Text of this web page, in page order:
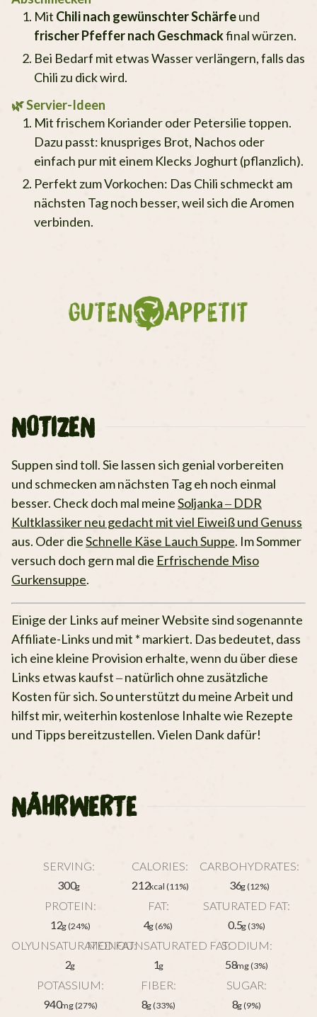
Mit Chili nach gewünschter Schärfeund
frischer Pfeffer nach Geschmackfinal würzen.
Bei Bedarf mit etwas Wasser verlängern, falls das
Chili zu dick wird.
🌿 Servier-Ideen
Mit frischem Koriander oder Petersilie toppen.
Dazu passt: knuspriges Brot, Nachos oder
einfach pur mit einem Klecks Joghurt (pflanzlich).
Perfekt zum Vorkochen: Das Chili schmeckt am
nächsten Tag noch besser, weil sich die Aromen
verbinden.
GUTEN APPETIT
NOTIZEN
Suppen sind toll. Sie lassen sich genial vorbereiten
und schmecken am nächsten Tag eh noch einmal
besser. Check doch mal meineSoljanka – DDR
Kultklassiker neu gedacht mit viel Eiweiß und Genuss
aus. Oder dieSchnelle Käse Lauch Suppe. Im Sommer
versuch doch gern mal die Erfrischende Miso
Gurkensuppe.
Einige der Links auf meiner Website sind sogenannte
Affiliate-Links und mit * markiert. Das bedeutet, dass
ich eine kleine Provision erhalte, wenn du über diese
Links etwas kaufst – natürlich ohne zusätzliche
Kosten für sich. So unterstützt du meine Arbeit und
hilfst mir, weiterhin kostenlose Inhalte wie Rezepte
und Tipps bereitzustellen. Vielen Dank dafür!
NÄHRWERTE
SERVING:
300g
CALORIES:
212kcal (11%)
CARBOHYDRATES:
36g(12%)
PROTEIN:
12g(24%)
FAT:
4g(6%)
SATURATED FAT:
0.5g(3%)
POLYUNSATURATED FAT:
2g
MONOUNSATURATED FAT:
1g
SODIUM:
58mg(3%)
POTASSIUM:
940mg(27%)
FIBER:
8g(33%)
SUGAR:
8g(9%)